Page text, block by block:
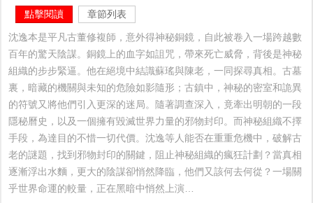
點擊閱讀 章節列表
沈逸本是平凡古董修複師，意外得神秘銅鏡，自此被卷入一場跨越數
百年的驚天陰謀。銅鏡上的血字如詛咒，帶來死亡威脅，背後是神秘
組織的步步緊逼。他在絕境中結識蘇瑤與陳老，一同探尋真相。古墓
裏，暗藏的機關與未知的危險如影隨形；古鎮中，神秘的密室和詭異
的符號又將他們引入更深的迷局。隨著調查深入，竟牽出明朝的一段
隱秘曆史，以及一個擁有毀滅世界力量的邪物封印。而神秘組織不擇
手段，為達目的不惜一切代價。沈逸等人能否在重重危機中，破解古
老的謎題，找到邪物封印的關鍵，阻止神秘組織的瘋狂計劃？當真相
逐漸浮出水麵，更大的陰謀卻悄然降臨，他們又該何去何從？一場關
乎世界命運的較量，正在黑暗中悄然上演…